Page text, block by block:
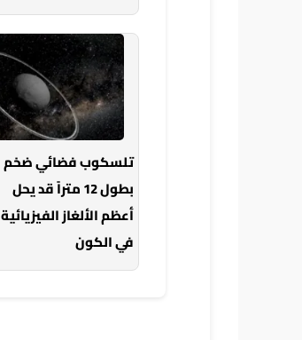
تلسكوب فضائي ضخم
بطول 12 متراً قد يحل
أعظم الألغاز الفيزيائية
في الكون